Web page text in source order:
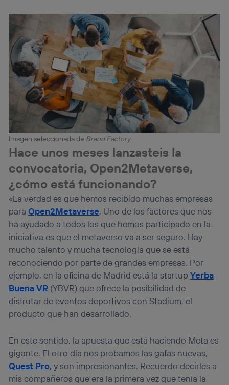
Imagen seleccionada de Brand Factory
Hace unos meses lanzasteis la
convocatoria, Open2Metaverse,
¿cómo está funcionando?
«La verdad es que hemos recibido muchas empresas
paraOpen2Metaverse. Uno de los factores que nos
ha ayudado a todos los que hemos participado en la
iniciativa es que el metaverso va a ser seguro. Hay
mucho talento y mucha tecnología que se está
reconociendo por parte de grandes empresas. Por
ejemplo, en la oficina de Madrid está la startupYerba
Buena VR (YBVR) que ofrece la posibilidad de
disfrutar de eventos deportivos con Stadium, el
producto que han desarrollado.
En este sentido, la apuesta que está haciendo Meta es
gigante. El otro día nos probamos las gafas nuevas,
Quest Pro, y son impresionantes. Recuerdo decirles a
mis compañeros que era la primera vez que tenía la